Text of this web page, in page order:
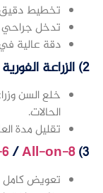
تخطيط دقيق
تدخل جراحي
دقة عالية في
2) الزراعة الفورية
خلع السن
الحالات.
تقليل مدة
3)
/All-on-8
تعويض كامل